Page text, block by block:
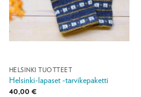
HELSINKI TUOTTEET
Helsinki-lapaset -tarvikepaketti
40,00 €